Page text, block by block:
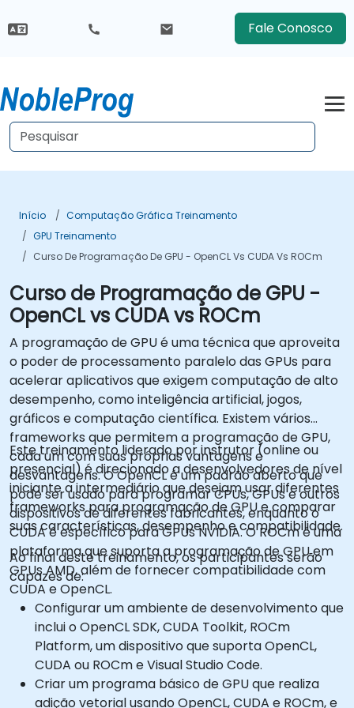
Fale Conosco
Início
Computação Gráfica Treinamento
GPU Treinamento
Curso De Programação De GPU - OpenCL Vs CUDA Vs ROCm
Curso de Programação de GPU -
OpenCL vs CUDA vs ROCm
A programação de GPU é uma técnica que aproveita
o poder de processamento paralelo das GPUs para
acelerar aplicativos que exigem computação de alto
desempenho, como inteligência artificial, jogos,
gráficos e computação científica. Existem vários
frameworks que permitem a programação de GPU,
cada um com suas próprias vantagens e
desvantagens. O OpenCL é um padrão aberto que
pode ser usado para programar CPUs, GPUs e outros
dispositivos de diferentes fabricantes, enquanto o
CUDA é específico para GPUs NVIDIA. O ROCm é uma
plataforma que suporta a programação de GPU em
GPUs AMD, além de fornecer compatibilidade com
CUDA e OpenCL.
Este treinamento liderado por instrutor (online ou
presencial) é direcionado a desenvolvedores de nível
iniciante a intermediário que desejam usar diferentes
frameworks para programação de GPU e comparar
suas características, desempenho e compatibilidade.
Ao final deste treinamento, os participantes serão
capazes de:
Configurar um ambiente de desenvolvimento que
inclui o OpenCL SDK, CUDA Toolkit, ROCm
Platform, um dispositivo que suporta OpenCL,
CUDA ou ROCm e Visual Studio Code.
Criar um programa básico de GPU que realiza
adição vetorial usando OpenCL, CUDA e ROCm, e